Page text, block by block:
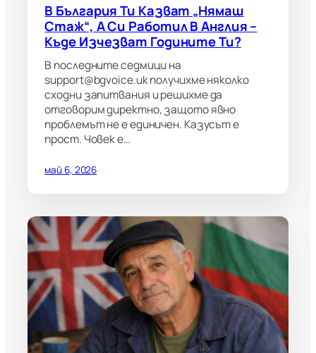
В България Ти Казват „нямаш
Стаж“, А Си Работил В Англия –
Къде Изчезват Годините Ти?
В последните седмици на
support@bgvoice.uk получихме няколко
сходни запитвания и решихме да
отговорим директно, защото явно
проблемът не е единичен. Казусът е
прост. Човек е…
май 6, 2026